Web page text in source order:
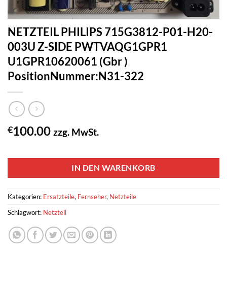
NETZTEIL PHILIPS 715G3812-P01-H20-
003U Z-SIDE PWTVAQG1GPR1
U1GPR10620061 (Gbr )
PositionNummer:N31-322
€100.00 zzg. MwSt.
IN DEN WARENKORB
Kategorien: Ersatzteile, Fernseher, Netzteile
Schlagwort: Netzteil